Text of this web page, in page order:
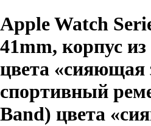
Apple Watch
41mm, корпус
цвета «сияющая
спортивный
Band) цвета